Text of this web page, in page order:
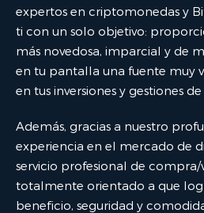
expertos en criptomonedas y
ti con un solo objetivo:
más novedosa, imparcial y de
en tu pantalla una fuente muy
en tus inversiones y gestiones
Además, gracias a nuestro
experiencia en el mercado de
servicio profesional de compra/
totalmente orientado a que
beneficio, seguridad y